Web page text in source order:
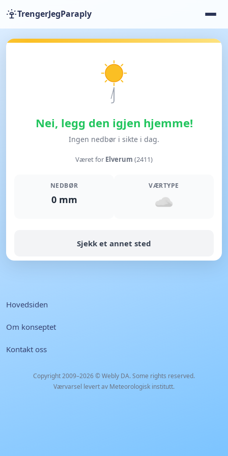
TrengerJegParaply
Nei, legg den igjen hjemme!
Ingen nedbør i sikte i dag.
Været for Elverum (2411)
NEDBØR
0 mm
VÆRTYPE
Sjekk et annet sted
Hovedsiden
Om konseptet
Kontakt oss
Copyright 2009–2026 ©Webly DA. Some rights reserved.
Værvarsel levert av Meteorologisk institutt.